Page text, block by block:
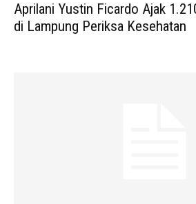
Aprilani Yustin Ficardo Ajak
di Lampung Periksa Kesehatan